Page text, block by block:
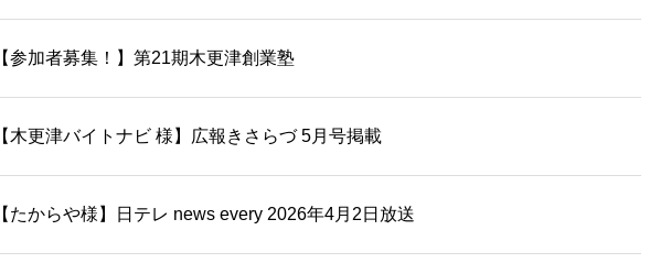
【参加者募集！】第21期木更津創業塾
【木更津バイトナビ 様】広報きさらづ 5月号掲載
【たからや様】日テレ news every 2026年4月2日放送